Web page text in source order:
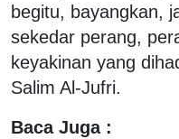
begitu, bayangkan,
sekedar perang,
keyakinan yang
Salim Al-Jufri.
Baca Juga :